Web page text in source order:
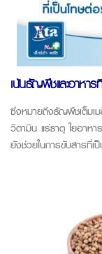
เน้นธัญพืชและอาหาร
ซึ่งหมายถึงธัญพืชเต็มเ
วิตามิน แร่ธาตุ ใยอาห
ยังช่วยในการขับสารที่